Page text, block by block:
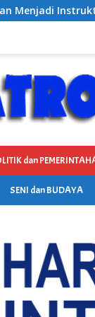
dan
SENI dan BUDAYA